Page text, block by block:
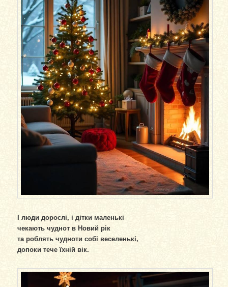
І люди дорослі, і дітки маленькі
чекають чуднот в Новий рік
та роблять чудноти собі веселенькі,
допоки тече їхній вік.